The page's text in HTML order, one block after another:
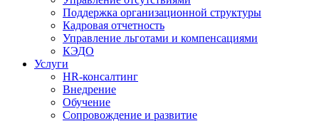
Поддержка организационной структуры
Кадровая отчетность
Управление льготами и компенсациями
КЭДО
Услуги
HR-консалтинг
Внедрение
Обучение
Сопровождение и развитие